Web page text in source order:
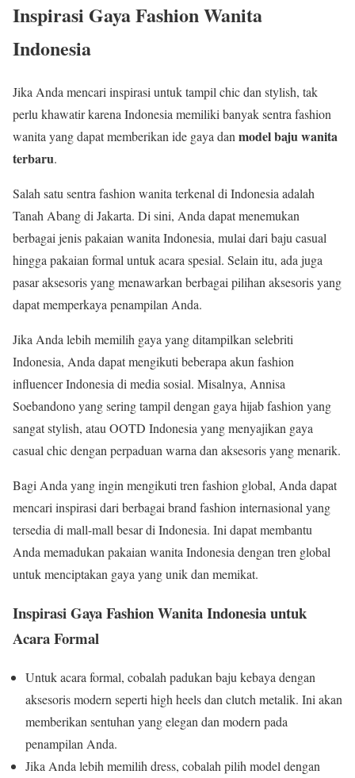
Inspirasi Gaya Fashion Wanita
Indonesia
Jika Anda mencari inspirasi untuk tampil chic dan stylish, tak
perlu khawatir karena Indonesia memiliki banyak sentra fashion
wanita yang dapat memberikan ide gaya dan model baju wanita
terbaru.
Salah satu sentra fashion wanita terkenal di Indonesia adalah
Tanah Abang di Jakarta. Di sini, Anda dapat menemukan
berbagai jenis pakaian wanita Indonesia, mulai dari baju casual
hingga pakaian formal untuk acara spesial. Selain itu, ada juga
pasar aksesoris yang menawarkan berbagai pilihan aksesoris yang
dapat memperkaya penampilan Anda.
Jika Anda lebih memilih gaya yang ditampilkan selebriti
Indonesia, Anda dapat mengikuti beberapa akun fashion
influencer Indonesia di media sosial. Misalnya, Annisa
Soebandono yang sering tampil dengan gaya hijab fashion yang
sangat stylish, atau OOTD Indonesia yang menyajikan gaya
casual chic dengan perpaduan warna dan aksesoris yang menarik.
Bagi Anda yang ingin mengikuti tren fashion global, Anda dapat
mencari inspirasi dari berbagai brand fashion internasional yang
tersedia di mall-mall besar di Indonesia. Ini dapat membantu
Anda memadukan pakaian wanita Indonesia dengan tren global
untuk menciptakan gaya yang unik dan memikat.
Inspirasi Gaya Fashion Wanita Indonesia untuk
Acara Formal
Untuk acara formal, cobalah padukan baju kebaya dengan
aksesoris modern seperti high heels dan clutch metalik. Ini akan
memberikan sentuhan yang elegan dan modern pada
penampilan Anda.
Jika Anda lebih memilih dress, cobalah pilih model dengan